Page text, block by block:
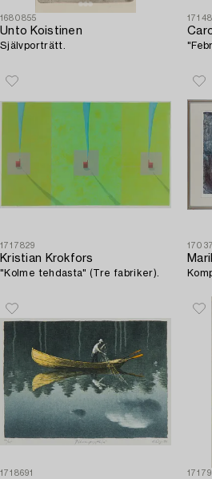
1680855
Unto Koistinen
Självporträtt.
1717829
Kristian Krokfors
"Kolme tehdasta" (Tre fabriker).
1718691